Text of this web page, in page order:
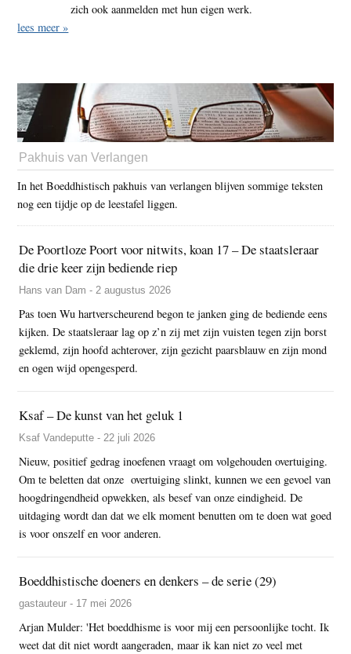
zich ook aanmelden met hun eigen werk.
lees meer »
Pakhuis van Verlangen
In het Boeddhistisch pakhuis van verlangen blijven sommige teksten
nog een tijdje op de leestafel liggen.
De Poortloze Poort voor nitwits, koan 17 – De staatsleraar
die drie keer zijn bediende riep
Hans van Dam - 2 augustus 2026
Pas toen Wu hartverscheurend begon te janken ging de bediende eens
kijken. De staatsleraar lag op z’n zij met zijn vuisten tegen zijn borst
geklemd, zijn hoofd achterover, zijn gezicht paarsblauw en zijn mond
en ogen wijd opengesperd.
Ksaf – De kunst van het geluk 1
Ksaf Vandeputte - 22 juli 2026
Nieuw, positief gedrag inoefenen vraagt om volgehouden overtuiging.
Om te beletten dat onze overtuiging slinkt, kunnen we een gevoel van
hoogdringendheid opwekken, als besef van onze eindigheid. De
uitdaging wordt dan dat we elk moment benutten om te doen wat goed
is voor onszelf en voor anderen.
Boeddhistische doeners en denkers – de serie (29)
gastauteur - 17 mei 2026
Arjan Mulder: 'Het boeddhisme is voor mij een persoonlijke tocht. Ik
weet dat dit niet wordt aangeraden, maar ik kan niet zo veel met